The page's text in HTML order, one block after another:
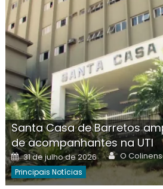
Santa Casa de Barretos
de acompanhantes na UTI
Posted
on
31 de julho de 2026 Author
O
Principais Notícias